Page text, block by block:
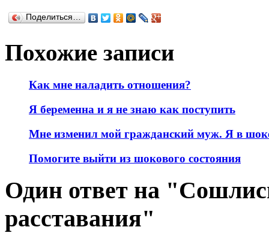
Поделиться…
Похожие записи
Как мне наладить отношения?
Я беременна и я не знаю как поступить
Мне изменил мой гражданский муж. Я в
Помогите выйти из шокового состояния
Один ответ на
расставания"